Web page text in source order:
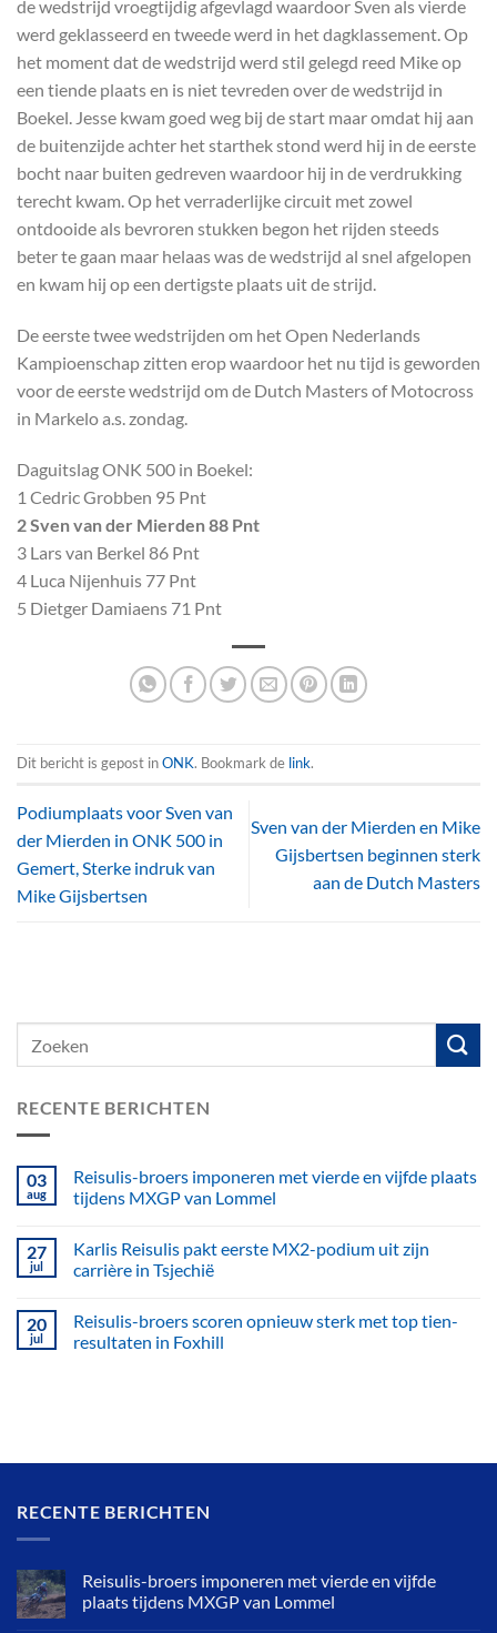
de wedstrijd vroegtijdig afgevlagd waardoor Sven als vierde
werd geklasseerd en tweede werd in het dagklassement. Op
het moment dat de wedstrijd werd stil gelegd reed Mike op
een tiende plaats en is niet tevreden over de wedstrijd in
Boekel. Jesse kwam goed weg bij de start maar omdat hij aan
de buitenzijde achter het starthek stond werd hij in de eerste
bocht naar buiten gedreven waardoor hij in de verdrukking
terecht kwam. Op het verraderlijke circuit met zowel
ontdooide als bevroren stukken begon het rijden steeds
beter te gaan maar helaas was de wedstrijd al snel afgelopen
en kwam hij op een dertigste plaats uit de strijd.
De eerste twee wedstrijden om het Open Nederlands
Kampioenschap zitten erop waardoor het nu tijd is geworden
voor de eerste wedstrijd om de Dutch Masters of Motocross
in Markelo a.s. zondag.
Daguitslag ONK 500 in Boekel:
1 Cedric Grobben 95 Pnt
2 Sven van der Mierden 88 Pnt
3 Lars van Berkel 86 Pnt
4 Luca Nijenhuis 77 Pnt
5 Dietger Damiaens 71 Pnt
Dit bericht is gepost inONK. Bookmark de link.
Podiumplaats voor Sven van
der Mierden in ONK 500 in
Gemert, Sterke indruk van
Mike Gijsbertsen
Sven van der Mierden en Mike
Gijsbertsen beginnen sterk
aan de Dutch Masters
RECENTE BERICHTEN
03
aug
Reisulis-broers imponeren met vierde en vijfde plaats
tijdens MXGP van Lommel
27
jul
Karlis Reisulis pakt eerste MX2-podium uit zijn
carrière in Tsjechië
20
jul
Reisulis-broers scoren opnieuw sterk met top tien-
resultaten in Foxhill
RECENTE BERICHTEN
Reisulis-broers imponeren met vierde en vijfde
plaats tijdens MXGP van Lommel